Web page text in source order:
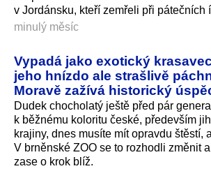
v Jordánsku, kteří zemřeli při pátečních
minulý měsíc
Vypadá jako exotický
jeho hnízdo ale strašlivě
Moravě zažívá historický
Dudek chocholatý ještě před pár
k běžnému koloritu české, především
krajiny, dnes musíte mít opravdu štěstí,
V brněnské ZOO se to rozhodli změnit
zase o krok blíž.